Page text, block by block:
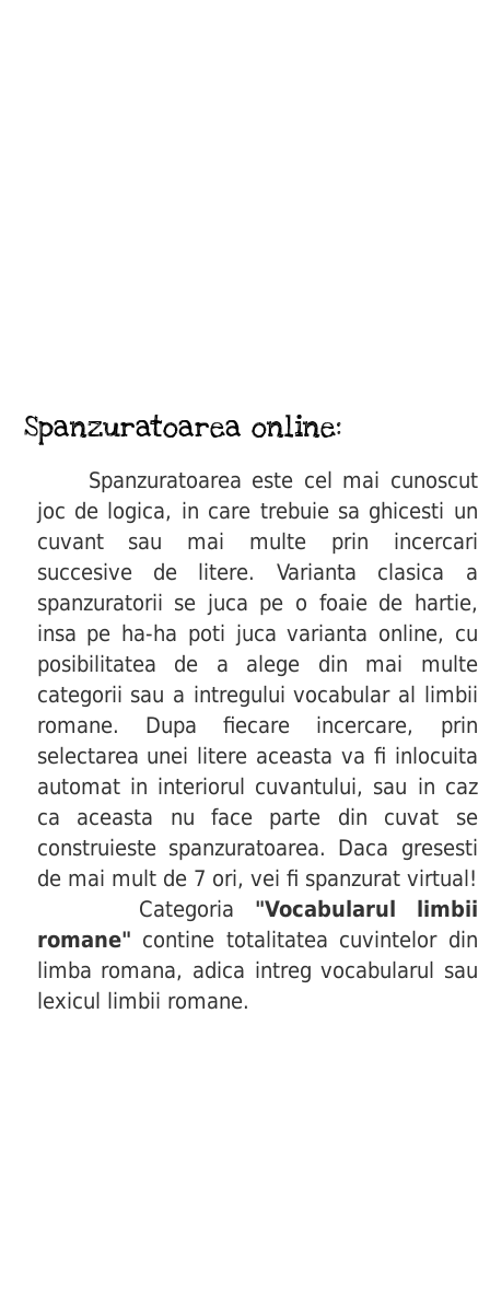
Spanzuratoarea online:
Spanzuratoarea este cel mai cunoscut
joc de logica, in care trebuie sa ghicesti un
cuvant sau mai multe prin incercari
succesive de litere. Varianta clasica a
spanzuratorii se juca pe o foaie de hartie,
insa pe ha-ha poti juca varianta online, cu
posibilitatea de a alege din mai multe
categorii sau a intregului vocabular al limbii
romane. Dupa fiecare incercare, prin
selectarea unei litere aceasta va fi inlocuita
automat in interiorul cuvantului, sau in caz
ca aceasta nu face parte din cuvat se
construieste spanzuratoarea. Daca gresesti
de mai mult de 7 ori, vei fi spanzurat virtual!
Categoria "Vocabularul limbii
romane" contine totalitatea cuvintelor din
limba romana, adica intreg vocabularul sau
lexicul limbii romane.